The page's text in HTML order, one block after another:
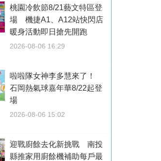
桃園冷飲節8/21藝文特區登
場 機捷A1、A12站快閃店
暖身活動即日搶先開跑
2026-08-06 16:29
啦啦隊女神李多慧來了！
石岡熱氣球嘉年華8/22起登
場
2026-08-06 15:02
迎戰廚餘去化新挑戰 南投
縣推家用廚餘機補助每戶最